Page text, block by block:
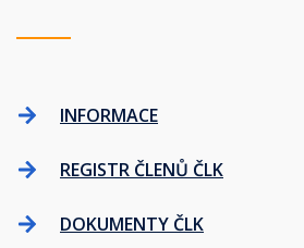
INFORMACE
REGISTR ČLENŮ ČLK
DOKUMENTY ČLK